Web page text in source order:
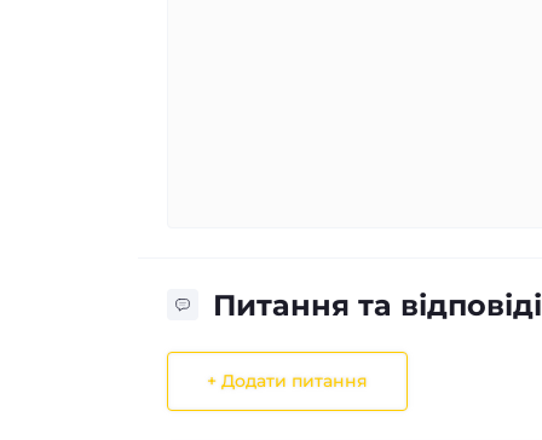
Питання та відповіді
+ Додати питання